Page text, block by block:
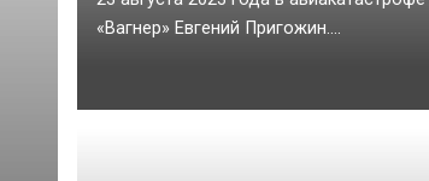
«Вагнер» Евгений Пригожин....